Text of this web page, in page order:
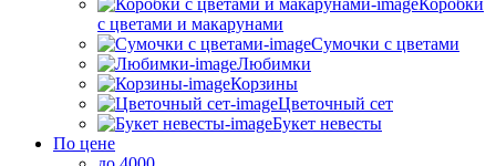
Коробки
с цветами и макарунами
Сумочки с цветами
Любимки
Корзины
Цветочный сет
Букет невесты
По цене